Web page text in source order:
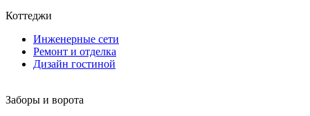
Коттеджи
Инженерные сети
Ремонт и отделка
Дизайн гостиной
Заборы и ворота